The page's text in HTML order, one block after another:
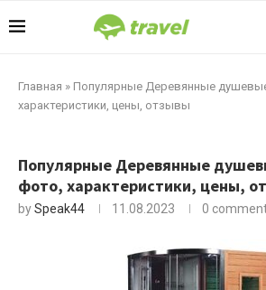
Главная » Популярные Деревянные
характеристики, цены, отзывы
Популярные Деревянные
фото, характеристики, цены,
bySpeak44 11.08.2023 0